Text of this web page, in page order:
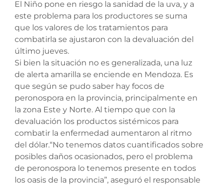
El Niño pone en riesgo la sanidad de la uva, y a
este problema para los productores se suma
que los valores de los tratamientos para
combatirla se ajustaron con la devaluación del
último jueves.
Si bien la situación no es generalizada, una luz
de alerta amarilla se enciende en Mendoza. Es
que según se pudo saber hay focos de
peronospora en la provincia, principalmente en
la zona Este y Norte. Al tiempo que con la
devaluación los productos sistémicos para
combatir la enfermedad aumentaron al ritmo
del dólar.“No tenemos datos cuantificados sobre
posibles daños ocasionados, pero el problema
de peronospora lo tenemos presente en todos
los oasis de la provincia”, aseguró el responsable